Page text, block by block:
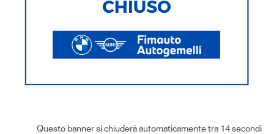
Questo banner si chiuderà automaticamente tra 13 secondi